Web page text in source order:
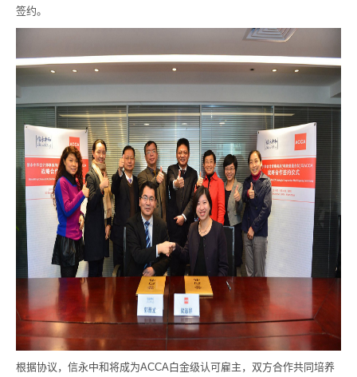
签约。
根据协议，信永中和将成为ACCA白金级认可雇主，双方合作共同培养